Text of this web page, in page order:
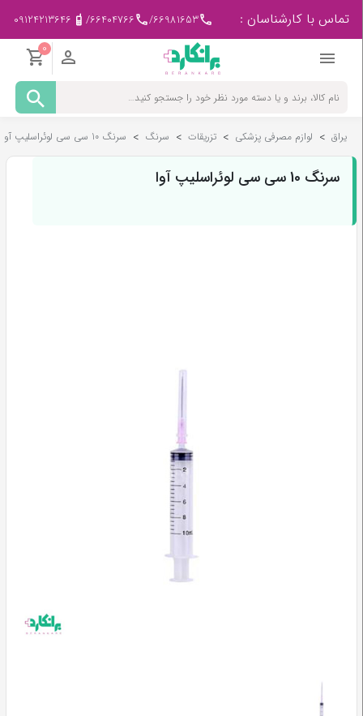
تماس با کارشناسان : 66981653
/
66404766
/
09124213646
0
مادر
کودک
پزشکی
-
ورزشی
درمانی
یراق > لوازم مصرفی پزشکی > تزریقات > سرنگ > سرنگ 10 سی سی لوئراسلیپ آوا
سرنگ 10 سی سی لوئراسلیپ آوا